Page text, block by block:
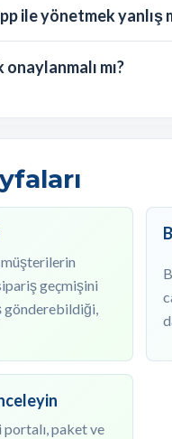
ile yönetmek yanlış
mı?
geçmişini
gönderebildiği,
portalı, paket ve